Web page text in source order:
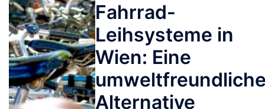
Fahrrad-
Leihsysteme in
Wien: Eine
Alternative